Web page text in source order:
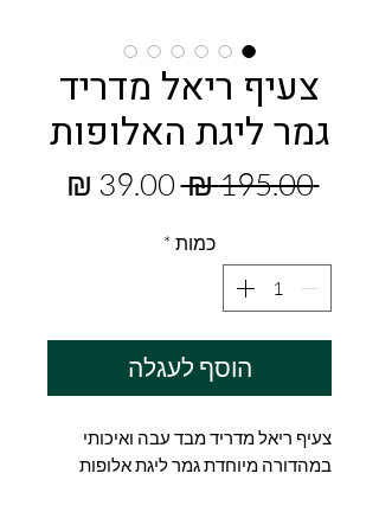
צעיף ריאל מדריד
גמר ליגת האלופות
‏195.00 ‏₪
מחיר
‏39.00 ‏₪
כמות *
הוסף לעגלה
צעיף ריאל מדריד מבד עבה ואיכותי
במהדורה מיוחדת גמר ליגת אלופות